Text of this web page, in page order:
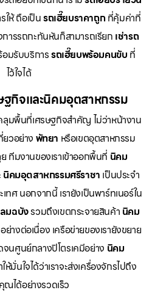
ให้ ถือเป็นรถเฮี๊ยบราคาถูกที่คุ้มค่าที่
ารรถกะทันหันก็สามารถเรียก เช่ารถ
อมรับบริการรถเฮี๊ยบพร้อมคนขับ ที่
ไว้ใจได้
กิจและนิคมอุตสาหกรรม
มพื้นที่เศรษฐกิจสำคัญ ไม่ว่าหน้างาน
วอย่าง พัทยา หรือเขตอุตสาหกรรม
ทีมงานของเราเข้าออกพื้นที่ นิคม
นิคมอุตสาหกรรมศรีราชา เป็นประจำ
ทศ นอกจากนี้ เรายังเป็นพาร์ทเนอร์ใน
มฉบังรวมถึงเขตกระจายสินค้า นิคม
ย่างต่อเนื่อง เครือข่ายของเรายังขยาย
นศูนย์กลางปิโตรเคมีอย่าง นิคม
ห้มั่นใจได้ว่าเราจะส่งเครื่องจักรไปถึง
ณได้อย่างรวดเร็ว